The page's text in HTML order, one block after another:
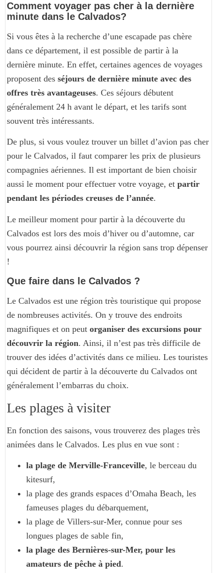
Comment voyager pas cher à la dernière
minute dans le Calvados?
Si vous êtes à la recherche d’une escapade pas chère
dans ce département, il est possible de partir à la
dernière minute. En effet, certaines agences de voyages
proposent des séjours de dernière minute avec des
offres très avantageuses. Ces séjours débutent
généralement 24 h avant le départ, et les tarifs sont
souvent très intéressants.
De plus, si vous voulez trouver un billet d’avion pas cher
pour le Calvados, il faut comparer les prix de plusieurs
compagnies aériennes. Il est important de bien choisir
aussi le moment pour effectuer votre voyage, et partir
pendant les périodes creuses de l’année.
Le meilleur moment pour partir à la découverte du
Calvados est lors des mois d’hiver ou d’automne, car
vous pourrez ainsi découvrir la région sans trop dépenser
!
Que faire dans le Calvados ?
Le Calvados est une région très touristique qui propose
de nombreuses activités. On y trouve des endroits
magnifiques et on peut organiser des excursions pour
découvrir la région. Ainsi, il n’est pas très difficile de
trouver des idées d’activités dans ce milieu. Les touristes
qui décident de partir à la découverte du Calvados ont
généralement l’embarras du choix.
Les plages à visiter
En fonction des saisons, vous trouverez des plages très
animées dans le Calvados. Les plus en vue sont :
la plage de Merville-Franceville, le berceau du
kitesurf,
la plage des grands espaces d’Omaha Beach, les
fameuses plages du débarquement,
la plage de Villers-sur-Mer, connue pour ses
longues plages de sable fin,
la plage des Bernières-sur-Mer, pour les
amateurs de pêche à pied.